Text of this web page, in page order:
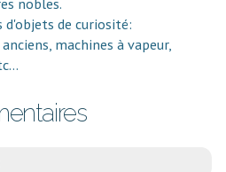
nobles.
de curiosité:
machines à vapeur,